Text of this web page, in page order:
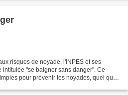
risques de noyade, l'INPES et ses
"se baigner sans danger". Ce
pour prévenir les noyades, quel que